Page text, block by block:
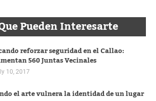
Pueden Interesarte
reforzar seguridad en el Callao:
560 Juntas Vecinales
10, 2017
el arte vulnera la identidad de un lugar